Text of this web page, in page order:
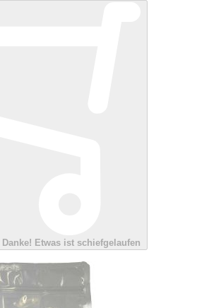
Danke! Etwas ist schiefgelaufen